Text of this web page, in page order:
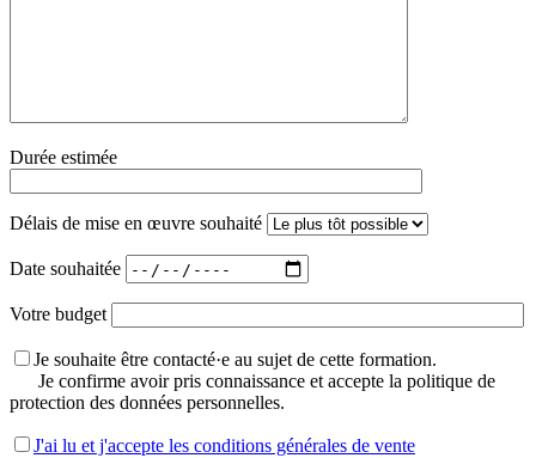
Durée estimée
Délais de mise en œuvre souhaité
Date souhaitée
Votre budget
Je souhaite être contacté·e au sujet de cette formation.
Je confirme avoir pris connaissance et accepte la politique de
protection des données personnelles.
J'ai lu et j'accepte les conditions générales de vente